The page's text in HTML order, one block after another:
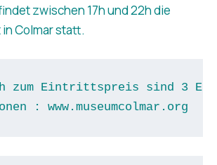
zwischen 17h und 22h die
Colmar statt.
zum Eintrittspreis sind 3
: www.museumcolmar.org